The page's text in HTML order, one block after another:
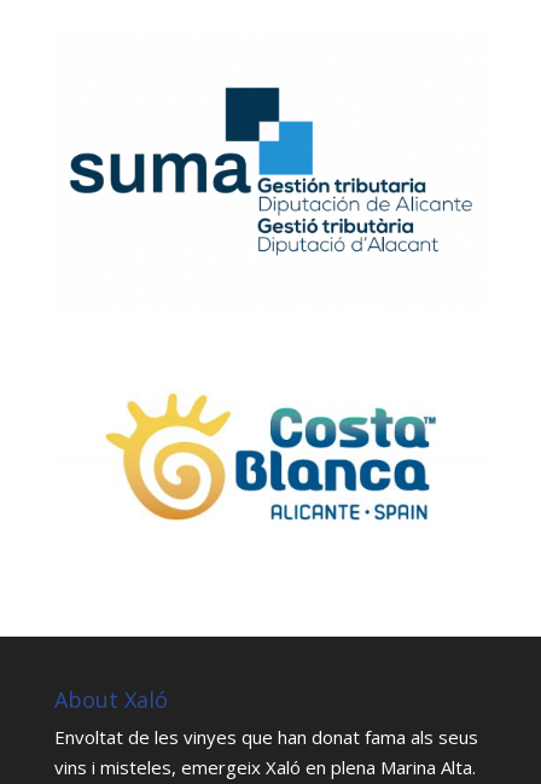
About Xaló
Envoltat de les vinyes que han donat fama als seus
vins i misteles, emergeix Xaló en plena Marina Alta.